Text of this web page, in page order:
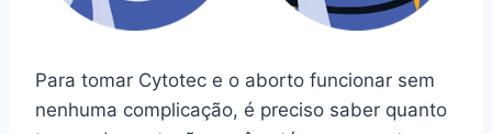
Para tomar Cytotec e o aborto funcionar sem
nenhuma complicação, é preciso saber quanto